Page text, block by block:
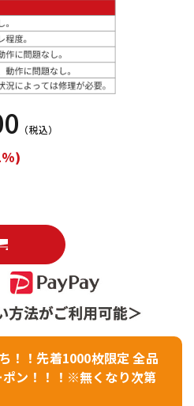
（税込）
！！先着1000枚限定 全品
ポン！！！※無くなり次第